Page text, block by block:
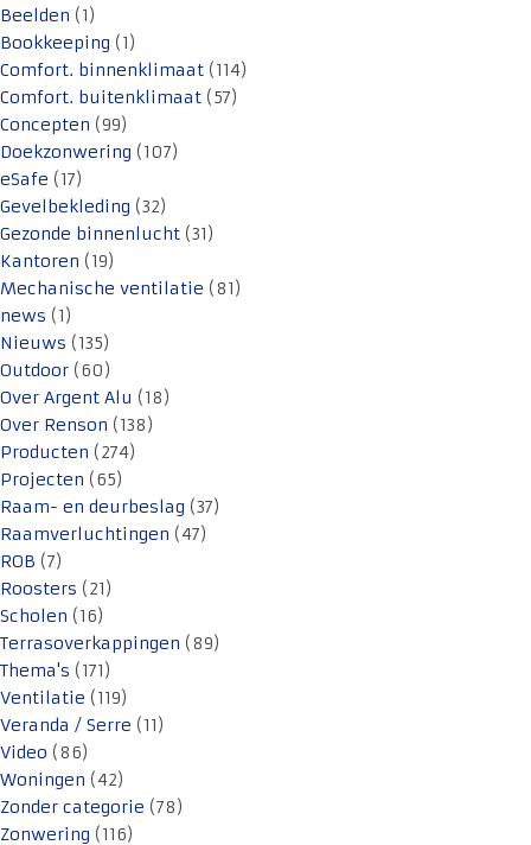
Beelden (1)
Bookkeeping (1)
Comfort. binnenklimaat (114)
Comfort. buitenklimaat (57)
Concepten (99)
Doekzonwering (107)
eSafe (17)
Gevelbekleding (32)
Gezonde binnenlucht (31)
Kantoren (19)
Mechanische ventilatie (81)
news (1)
Nieuws (135)
Outdoor (60)
Over Argent Alu (18)
Over Renson (138)
Producten (274)
Projecten (65)
Raam- en deurbeslag (37)
Raamverluchtingen (47)
ROB (7)
Roosters (21)
Scholen (16)
Terrasoverkappingen (89)
Thema's (171)
Ventilatie (119)
Veranda / Serre (11)
Video (86)
Woningen (42)
Zonder categorie (78)
Zonwering (116)